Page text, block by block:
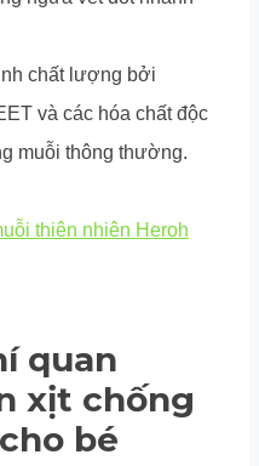
chất lượng bởi
và các hóa chất độc
muỗi thông thường.
thiên nhiên Heroh
quan
xịt chống
bé